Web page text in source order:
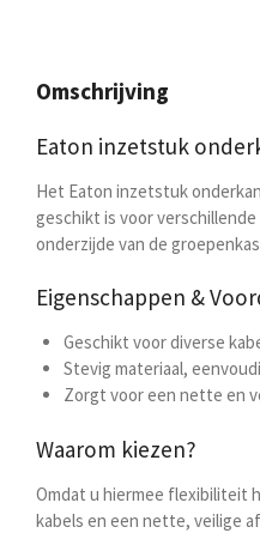
Omschrijving
Eaton inzetstuk
Het Eaton inzetstuk
geschikt is voor
onderzijde van de
Eigenschappen &
Geschikt voor diverse
Stevig materiaal,
Zorgt voor een nette en
Waarom kiezen?
Omdat u hiermee flexibiliteit
kabels en een nette, veilige